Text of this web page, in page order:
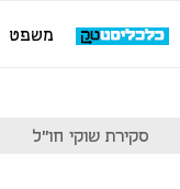
משפט
סקירת שוקי חו"ל